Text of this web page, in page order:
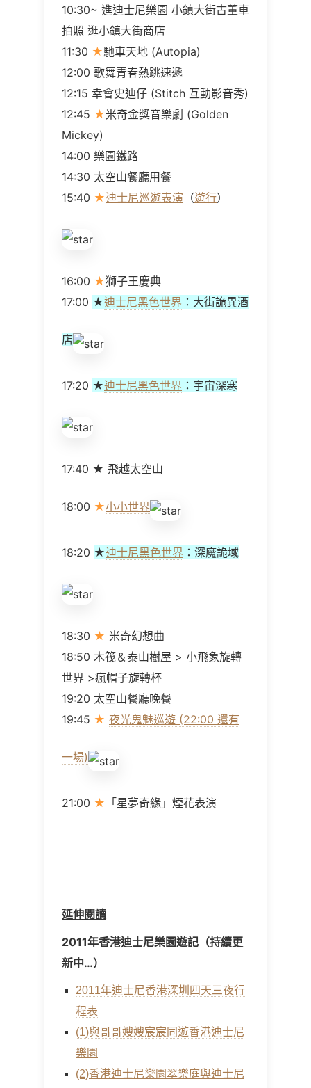
10:30~ 進迪士尼樂園 小鎮大街古董車
拍照 逛小鎮大街商店
11:30 ★馳車天地 (Autopia)
12:00 歌舞青春熱跳速遞
12:15 幸會史迪仔 (Stitch 互動影音秀)
12:45 ★米奇金獎音樂劇 (Golden
Mickey)
14:00 樂園鐵路
14:30 太空山餐廳用餐
15:40 ★迪士尼巡遊表演 （遊行）
16:00 ★獅子王慶典
17:00 ★迪士尼黑色世界 ：大街詭異酒
店
17:20 ★迪士尼黑色世界 ：宇宙深寒
17:40 ★ 飛越太空山
18:00 ★小小世界
18:20 ★迪士尼黑色世界 ：深魔詭域
18:30 ★ 米奇幻想曲
18:50 木筏＆泰山樹屋 > 小飛象旋轉
世界 >瘋帽子旋轉杯
19:20 太空山餐廳晚餐
19:45 ★ 夜光鬼魅巡遊 (22:00 還有
一場)
21:00 ★ 「星夢奇緣」煙花表演
延伸閱讀
2011年香港迪士尼樂園遊記（持續更
新中…）
2011年迪士尼香港深圳四天三夜行
程表
(1)與哥哥嫂嫂宸宸同遊香港迪士尼
樂園
(2)香港迪士尼樂園翠樂庭與迪士尼